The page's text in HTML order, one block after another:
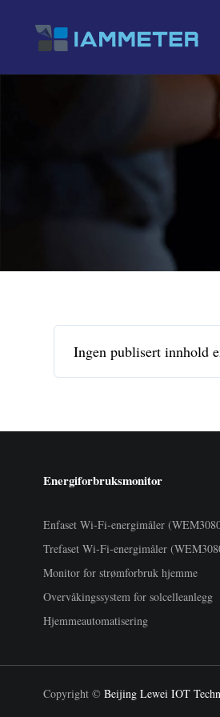
Ingen publisert innhold
Energiforbruksmonitor
Enfaset Wi-Fi-energimåler
Trefaset Wi-Fi-energimåler
Monitor for strømforbruk hjemme
Overvåkingssystem for solcelleanlegg
Hjemmeautomatisering
Copyright © Beijing Lewei IOT